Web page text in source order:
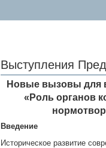
Выступления
Новые вызовы для
«Роль органов
Введение
Историческое развитие